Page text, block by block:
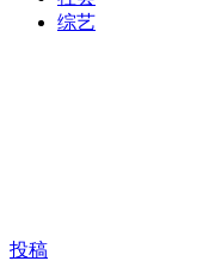
综艺
投稿